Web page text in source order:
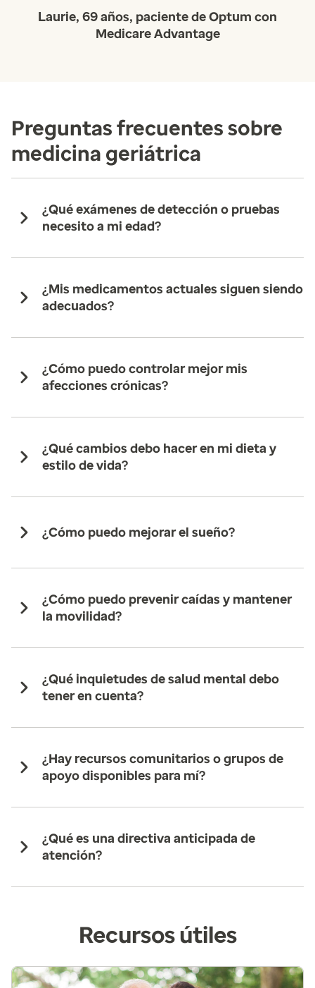
Laurie, 69 años, paciente de Optum con
Medicare Advantage
Preguntas frecuentes sobre
medicina geriátrica
¿Qué exámenes de detección o pruebas
necesito a mi edad?
¿Mis medicamentos actuales siguen siendo
adecuados?
¿Cómo puedo controlar mejor mis
afecciones crónicas?
¿Qué cambios debo hacer en mi dieta y
estilo de vida?
¿Cómo puedo mejorar el sueño?
¿Cómo puedo prevenir caídas y mantener
la movilidad?
¿Qué inquietudes de salud mental debo
tener en cuenta?
¿Hay recursos comunitarios o grupos de
apoyo disponibles para mí?
¿Qué es una directiva anticipada de
atención?
Recursos útiles